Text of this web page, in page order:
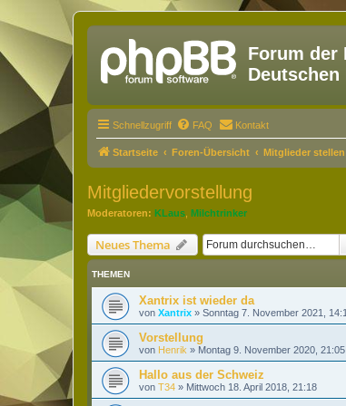
Forum der
Schnellzugriff FAQ Kontakt
Startseite Foren-Übersicht Mitglieder
Mitgliedervorstellung
Moderatoren: KLaus Milchtrinker
Neues Thema
THEMEN
Xantrix ist wieder da
von Xantrix » Sonntag 7. November 2021,
Vorstellung
von Henrik » Montag 9. November 2020, 21:05
Hallo aus der Schweiz
von T34 » Mittwoch 18. April 2018, 21:18